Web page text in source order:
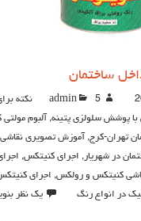
ساختمان
admin 5نکته برای نقاشی خانه
با پوشش سلولزي پتينه, آلبوم مولتی
تهران-کرج, آموزش تصویری
در شهریار, اجرای کنیتکس,
كنيتكس و رولكس, اجرای
در انواع رنگ
یک نظر